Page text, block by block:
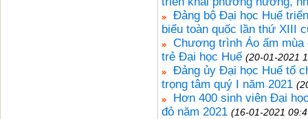
Đảng bộ Đại học Huế
biểu toàn quốc lần thứ XIII
Chương trình Áo ấm
trẻ Đại học Huế (20-01-2021
Đảng ủy Đại học Huế tổ
trọng tâm quý I năm 2021
Hơn 400 sinh viên Đại
đỏ năm 2021 (16-01-2021